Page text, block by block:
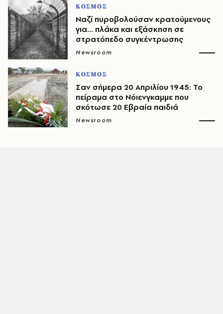
ΚΟΣΜΟΣ
Ναζί πυροβολούσαν κρατούμενους
για... πλάκα και εξάσκηση σε
στρατόπεδο συγκέντρωσης
Newsroom
ΚΟΣΜΟΣ
Σαν σήμερα 20 Απριλίου 1945: Το
πείραμα στο Νόιενγκαμμε που
σκότωσε 20 Εβραία παιδιά
Newsroom